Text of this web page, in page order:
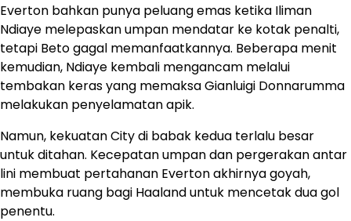
Everton bahkan punya peluang emas ketika Iliman
Ndiaye melepaskan umpan mendatar ke kotak penalti,
tetapi Beto gagal memanfaatkannya. Beberapa menit
kemudian, Ndiaye kembali mengancam melalui
tembakan keras yang memaksa Gianluigi Donnarumma
melakukan penyelamatan apik.
Namun, kekuatan City di babak kedua terlalu besar
untuk ditahan. Kecepatan umpan dan pergerakan antar
lini membuat pertahanan Everton akhirnya goyah,
membuka ruang bagi Haaland untuk mencetak dua gol
penentu.